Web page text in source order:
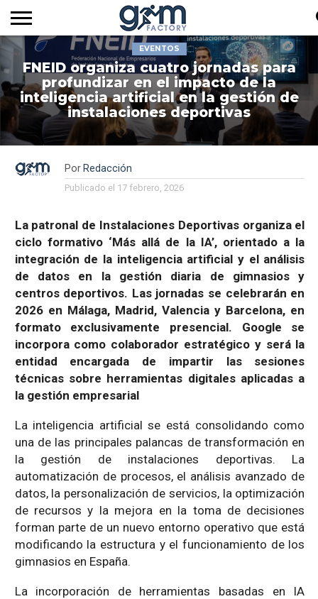
INICIO
REVISTA
GYM
FACTORY
CLUB
DE
SOCIOS
EMPRESAS
DEL
SECTOR
SERVICIOS
AUDIOVISUALES
MÁS
NOTICIAS
SUSCRIPCIÓN
EVENTOS
FNEID organiza cuatro jornadas para
profundizar en el impacto de la
inteligencia artificial en la gestión de
instalaciones deportivas
Por Redacción
Publicado el 17 febrero, 2026
La patronal de Instalaciones Deportivas organiza el
ciclo formativo ‘Más allá de la IA’, orientado a la
integración de la inteligencia artificial y el análisis
de datos en la gestión diaria de gimnasios y
centros deportivos. Las jornadas se celebrarán en
2026 en Málaga, Madrid, Valencia y Barcelona, en
formato exclusivamente presencial. Google se
incorpora como colaborador estratégico y será la
entidad encargada de impartir las sesiones
técnicas sobre herramientas digitales aplicadas a
la gestión empresarial
La inteligencia artificial se está consolidando como
una de las principales palancas de transformación en
la gestión de instalaciones deportivas. La
automatización de procesos, el análisis avanzado de
datos, la personalización de servicios, la optimización
de recursos y la mejora en la toma de decisiones
forman parte de un nuevo entorno operativo que está
modificando la estructura y el funcionamiento de los
gimnasios en España.
La incorporación de herramientas basadas en IA